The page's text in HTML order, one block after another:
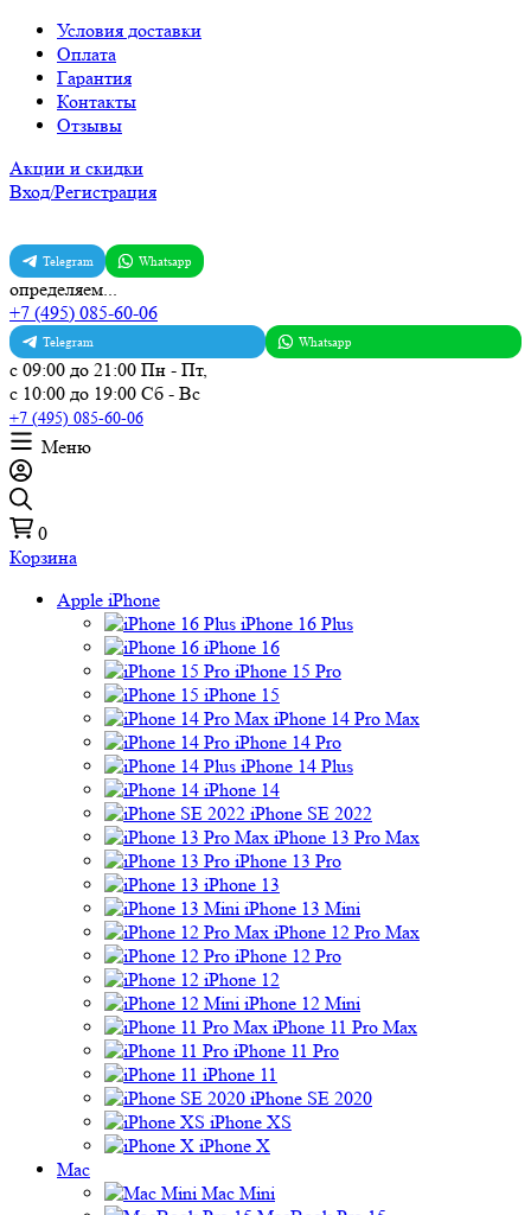
Условия доставки
Оплата
Гарантия
Контакты
Отзывы
Акции и скидки
Вход/Регистрация
Telegram Whatsapp
определяем...
+7 (495) 085-60-06
Telegram Whatsapp
с 09:00 до 21:00 Пн - Пт,
с 10:00 до 19:00 Сб - Вс
+7 (495) 085-60-06
Меню
0
Корзина
Apple iPhone
iPhone 16 Plus
iPhone 16
iPhone 15 Pro
iPhone 15
iPhone 14 Pro Max
iPhone 14 Pro
iPhone 14 Plus
iPhone 14
iPhone SE 2022
iPhone 13 Pro Max
iPhone 13 Pro
iPhone 13
iPhone 13 Mini
iPhone 12 Pro Max
iPhone 12 Pro
iPhone 12
iPhone 12 Mini
iPhone 11 Pro Max
iPhone 11 Pro
iPhone 11
iPhone SE 2020
iPhone XS
iPhone X
Mac
Mac Mini